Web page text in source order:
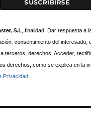
S.L , finalidad: Dar respuesta a
consentimiento del interesado,
terceros, derechos: Acceder,
derechos, como se explica en la
Privacidad